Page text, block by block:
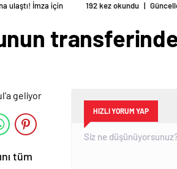
ulaştı! İmza için
192 kez okundu |
tüm
HIZLI YORUM YAP